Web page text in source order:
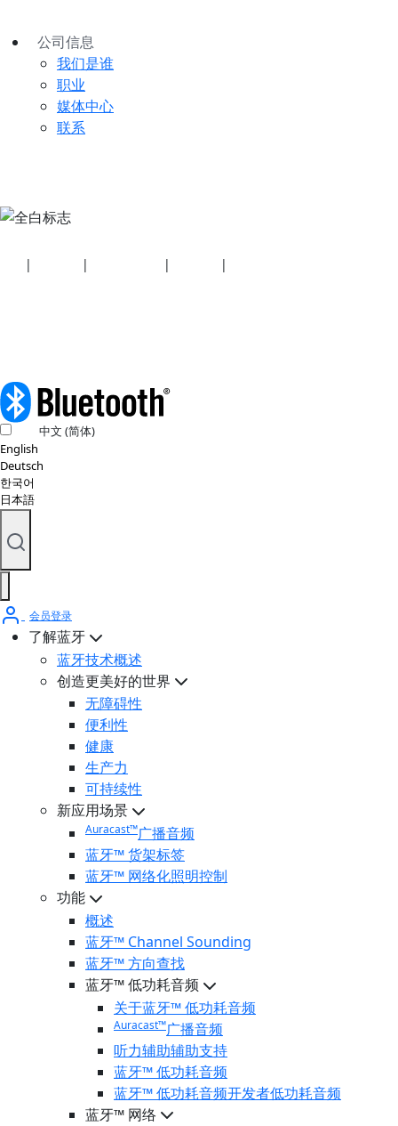
公司信息
我们是谁
职业
媒体中心
联系
| | | |
中文 (简体)
English
Deutsch
한국어
日本語
会员登录
了解蓝牙
蓝牙技术概述
创造更美好的世界
无障碍性
便利性
健康
生产力
可持续性
新应用场景
Auracast™广播音频
蓝牙™ 货架标签
蓝牙™ 网络化照明控制
功能
概述
蓝牙™ Channel Sounding
蓝牙™ 方向查找
蓝牙™ 低功耗音频
关于蓝牙™ 低功耗音频
Auracast™广播音频
听力辅助辅助支持
蓝牙™ 低功耗音频
蓝牙™ 低功耗音频开发者低功耗音频
蓝牙™ 网络